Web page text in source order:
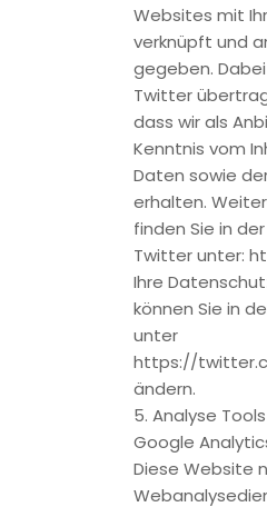
genannte Conversion-Tracking.
Google geschaltete Anzeige
Conversion-Tracking gesetzt.
um kleine Textdateien, die
Computer des Nutzers ablegt.
30 Tagen ihre Gültigkeit und
Identifizierung der Nutzer.
Seiten dieser Website und
abgelaufen, können Google
Nutzer auf die Anzeige
weitergeleitet wurde.
Jeder Google AdWords-Kunde
Die Cookies können nicht über
Kunden nachverfolgt werden.
Cookies eingeholten
Conversion-Statistiken für
die sich für Conversion-
Kunden erfahren die
Anzeige geklickt haben und zu